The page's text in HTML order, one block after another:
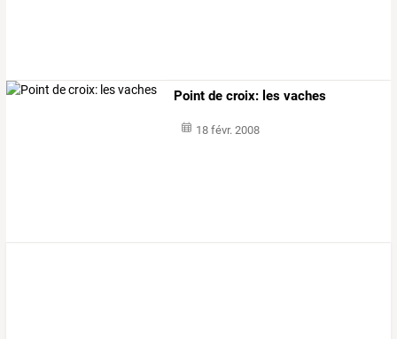
Point de croix: les vaches
18 févr. 2008